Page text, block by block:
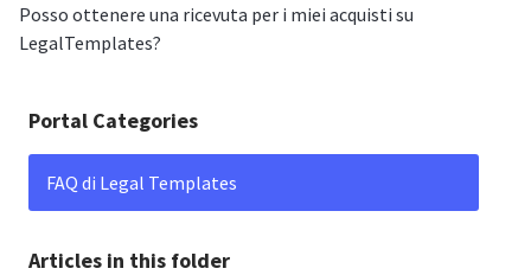
Posso ottenere una ricevuta per i miei acquisti su
LegalTemplates?
Portal Categories
FAQ di Legal Templates
Articles in this folder